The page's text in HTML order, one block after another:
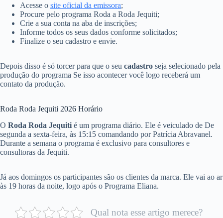
Acesse o site oficial da emissora;
Procure pelo programa Roda a Roda Jequiti;
Crie a sua conta na aba de inscrições;
Informe todos os seus dados conforme solicitados;
Finalize o seu cadastro e envie.
Depois disso é só torcer para que o seu cadastro seja selecionado pela
produção do programa Se isso acontecer você logo receberá um
contato da produção.
Roda Roda Jequiti 2026 Horário
O Roda Roda Jequiti é um programa diário. Ele é veiculado de De
segunda a sexta-feira, às 15:15 comandando por Patrícia Abravanel.
Durante a semana o programa é exclusivo para consultores e
consultoras da Jequiti.
Já aos domingos os participantes são os clientes da marca. Ele vai ao ar
às 19 horas da noite, logo após o Programa Eliana.
Qual nota esse artigo merece?